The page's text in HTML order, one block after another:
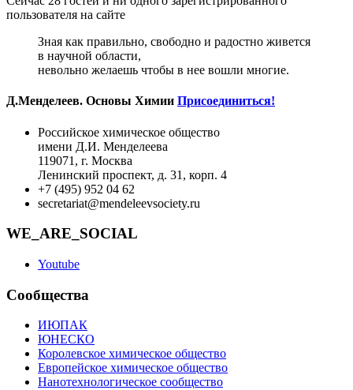
пользователя на сайте
Зная как правильно, свободно и радостно живется
в научной области,
невольно желаешь чтобы в нее вошли многие.
Д.Менделеев. Основы Химии Присоединиться!
Российское химическое общество
имени Д.И. Менделеева
119071, г. Москва
Ленинский проспект, д. 31, корп. 4
+7 (495) 952 04 62
secretariat@mendeleevsociety.ru
WE_ARE_SOCIAL
Youtube
Сообщества
ИЮПАК
ЮНЕСКО
Королевское химическое общество
Европейское химическое общество
Нанотехнологическое сообщество